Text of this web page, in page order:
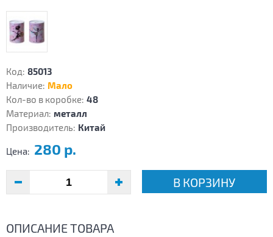
Код: 85013
Наличие: Мало
Кол-во в коробке: 48
Материал: металл
Производитель: Китай
Цена: 280 р.
В КОРЗИНУ
ОПИСАНИЕ ТОВАРА